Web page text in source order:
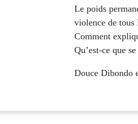
Le poids
violence de tous
Comment
Qu’est-ce que
Douce Dibondo